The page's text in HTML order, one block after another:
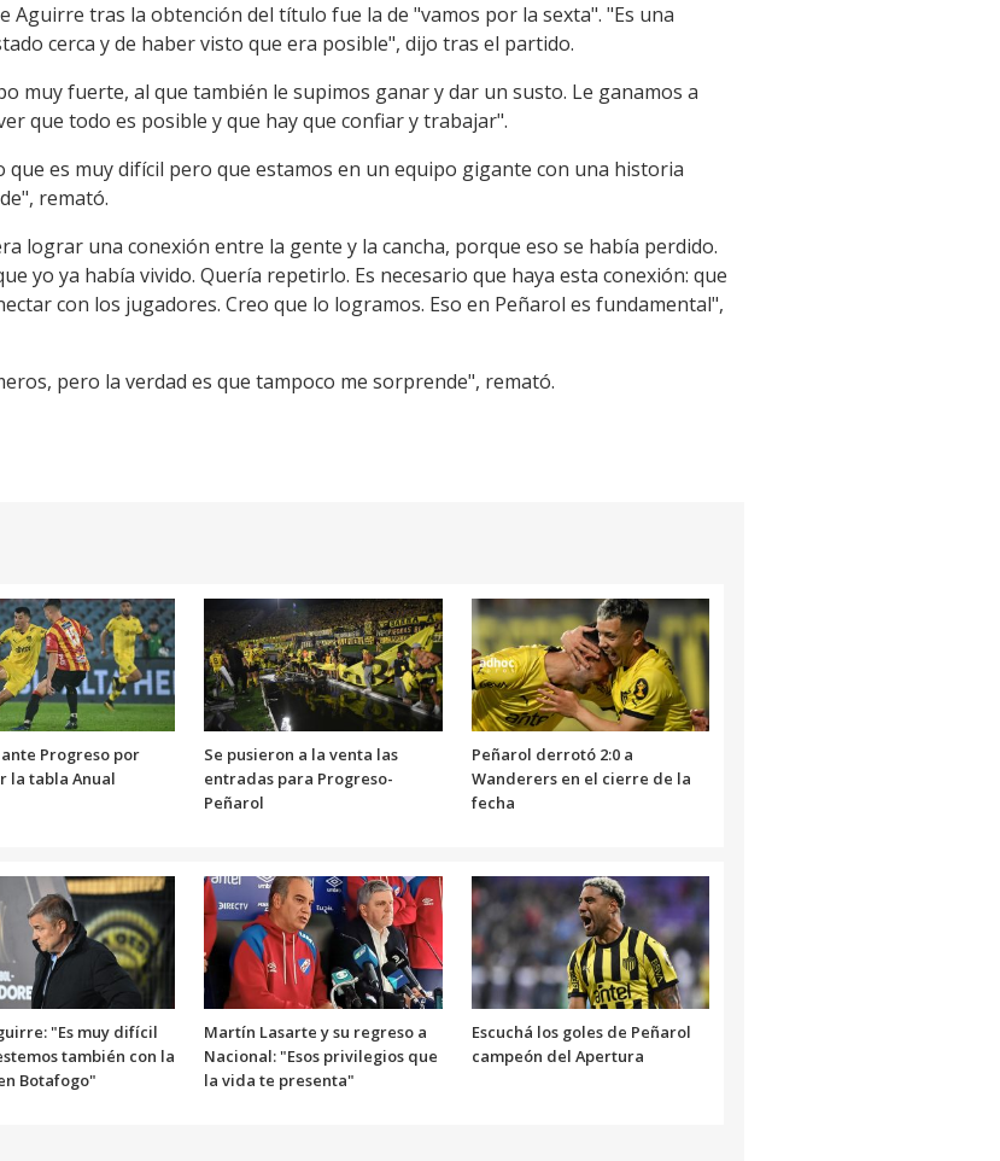
Aguirre tras la obtención del título fue la de "vamos por la sexta". "Es una
cerca y de haber visto que era posible", dijo tras el partido.
muy fuerte, al que también le supimos ganar y dar un susto. Le ganamos a
que todo es posible y que hay que confiar y trabajar".
es muy difícil pero que estamos en un equipo gigante con una historia
remató.
lograr una conexión entre la gente y la cancha, porque eso se había perdido.
yo ya había vivido. Quería repetirlo. Es necesario que haya esta conexión: que
con los jugadores. Creo que lo logramos. Eso en Peñarol es fundamental",
pero la verdad es que tampoco me sorprende", remató.
Progreso por
la tabla Anual
Se pusieron a la venta las
entradas para Progreso-
Peñarol
Peñarol derrotó 2:0 a
Wanderers en el cierre de la
fecha
"Es muy difícil
también con la
Botafogo"
Martín Lasarte y su regreso a
Nacional: "Esos privilegios que
la vida te presenta"
Escuchá los goles de Peñarol
campeón del Apertura